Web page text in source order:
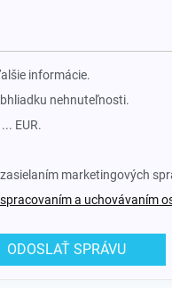
informácie.
nehnuteľnosti.
EUR.
marketingových
a uchovávaním